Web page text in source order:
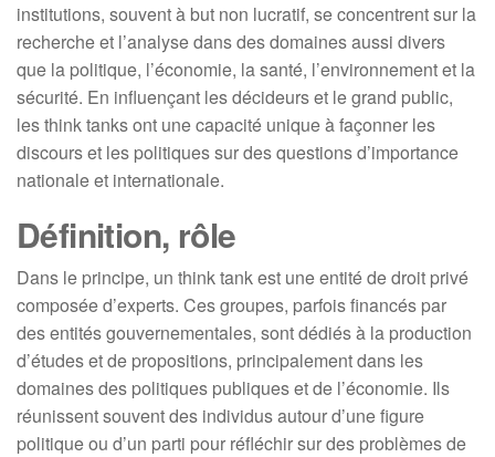
institutions, souvent à but non lucratif, se concentrent sur la
recherche et l’analyse dans des domaines aussi divers
que la politique, l’économie, la santé, l’environnement et la
sécurité. En influençant les décideurs et le grand public,
les think tanks ont une capacité unique à façonner les
discours et les politiques sur des questions d’importance
nationale et internationale.
Définition, rôle
Dans le principe, un think tank est une entité de droit privé
composée d’experts. Ces groupes, parfois financés par
des entités gouvernementales, sont dédiés à la production
d’études et de propositions, principalement dans les
domaines des politiques publiques et de l’économie. Ils
réunissent souvent des individus autour d’une figure
politique ou d’un parti pour réfléchir sur des problèmes de